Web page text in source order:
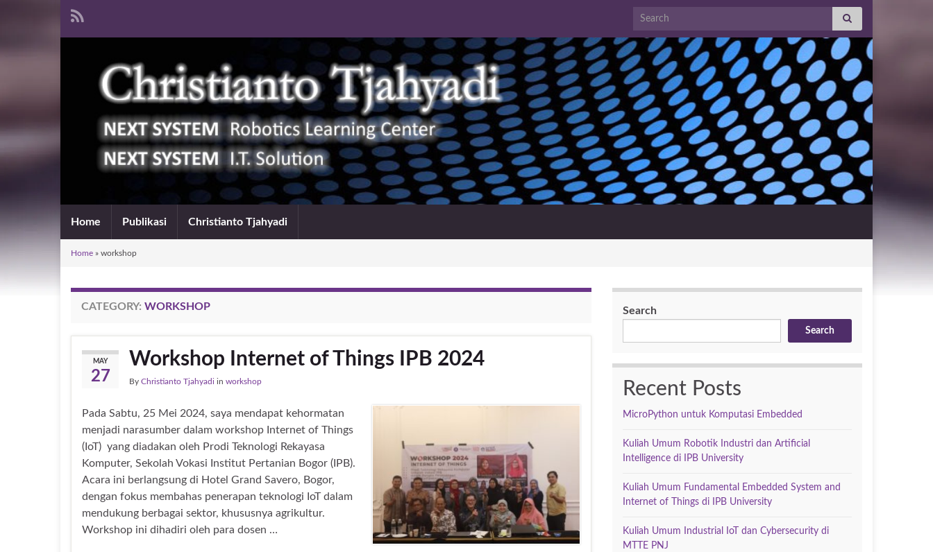
Search for:
Home Publikasi Christianto Tjahyadi
Home » workshop
CATEGORY: WORKSHOP
MAY
27
Workshop Internet of Things IPB 2024
By Christianto Tjahyadi in workshop
Pada Sabtu, 25 Mei 2024, saya mendapat kehormatan
menjadi narasumber dalam workshop Internet of Things
(IoT) yang diadakan oleh Prodi Teknologi Rekayasa
Komputer, Sekolah Vokasi Institut Pertanian Bogor (IPB).
Acara ini berlangsung di Hotel Grand Savero, Bogor,
dengan fokus membahas penerapan teknologi IoT dalam
mendukung berbagai sektor, khususnya agrikultur.
Workshop ini dihadiri oleh para dosen …
Search
Search
Recent Posts
MicroPython untuk Komputasi Embedded
Kuliah Umum Robotik Industri dan Artificial
Intelligence di IPB University
Kuliah Umum Fundamental Embedded System and
Internet of Things di IPB University
Kuliah Umum Industrial IoT dan Cybersecurity di
MTTE PNJ